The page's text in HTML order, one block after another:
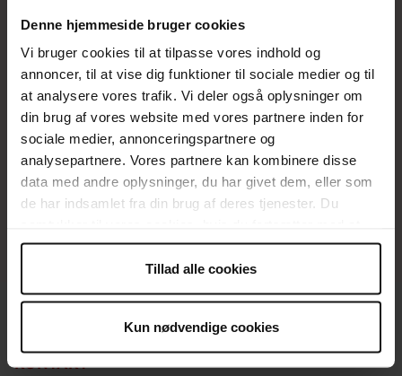
Denne hjemmeside bruger cookies
Vi bruger cookies til at tilpasse vores indhold og
annoncer, til at vise dig funktioner til sociale medier og til
at analysere vores trafik. Vi deler også oplysninger om
din brug af vores website med vores partnere inden for
sociale medier, annonceringspartnere og
analysepartnere. Vores partnere kan kombinere disse
data med andre oplysninger, du har givet dem, eller som
de har indsamlet fra din brug af deres tjenester. Du
anvende vores hjemmeside.
Tillad alle cookies
Kun nødvendige cookies
Baresso har bl.a. lanceret en kaffe-
Lakrids by Johan Bülow. Der er tale
om lakrids fra Johan Bülow drageret
i chokolade og Baresso-kaffe.
Baresso donerer 1 krone per solgte
pose.
KONTAKT